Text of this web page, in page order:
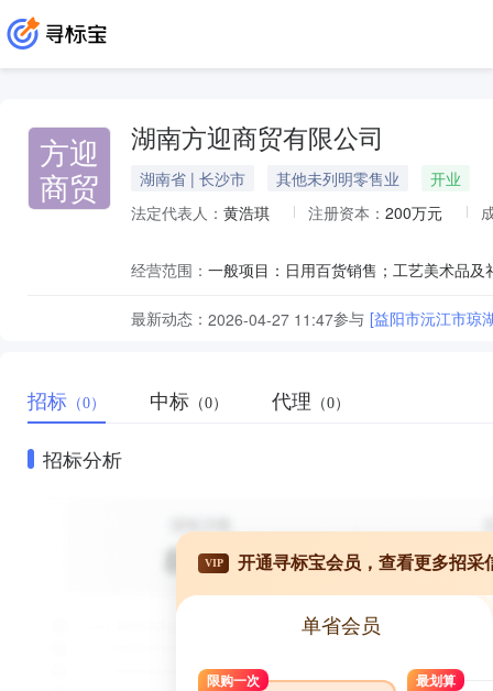
方迎
商贸
湖南方迎商贸有限公司
湖南省 | 长沙市 其他未列明零售业
开业
法定代表人： 黄浩琪 注册资本： 200万元
经营范围：
最新动态： 2026-04-27 11:47参与 [益阳市沅江市琼
招标 （0） 中标 （0） 代理 （0）
招标分析
VIP 开通寻标宝会员，查看更多招采
单省会员
限购一次 最划算